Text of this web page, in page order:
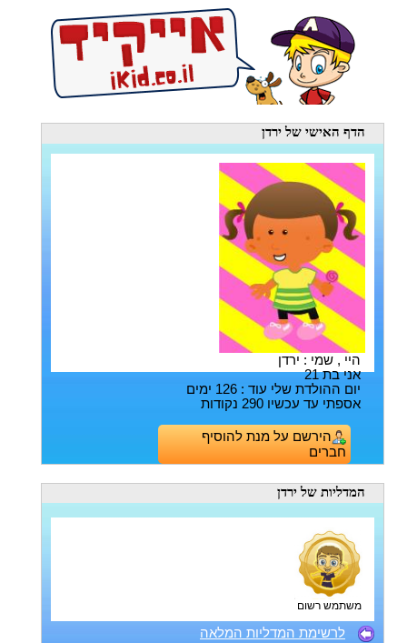
הדף האישי של ירדן
היי , שמי : ירדן
אני בת 21
יום ההולדת שלי עוד : 126 ימים
אספתי עד עכשיו 290 נקודות
הירשם על מנת להוסיף
חברים
המדליות של ירדן
משתמש רשום
לרשימת המדליות המלאה